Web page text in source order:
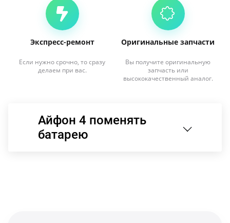
Экспресс-ремонт
Если нужно срочно, то сразу
делаем при вас.
Оригинальные запчасти
Вы получите оригинальную
запчасть или
высококачественный аналог.
Айфон 4 поменять
батарею